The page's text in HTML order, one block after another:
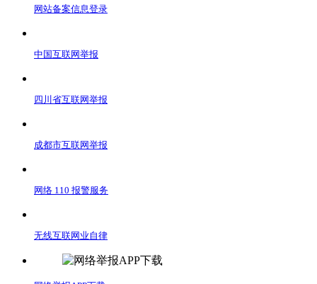
网站备案信息登录
中国互联网举报
四川省互联网举报
成都市互联网举报
网络 110 报警服务
无线互联网业自律